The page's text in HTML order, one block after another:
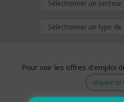
Pour voir les offres d'emploi
cliquez ici !